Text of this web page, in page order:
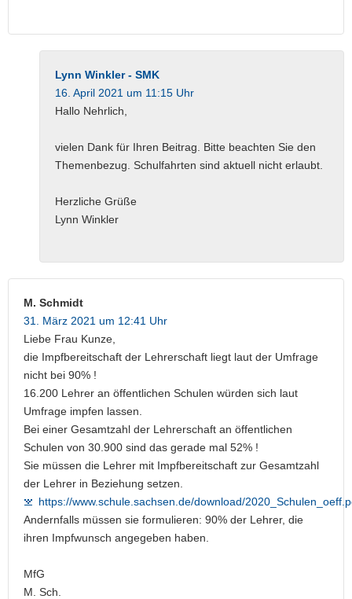
Lynn Winkler - SMK
16. April 2021 um 11:15 Uhr
Hallo Nehrlich,
vielen Dank für Ihren Beitrag. Bitte beachten Sie den
Themenbezug. Schulfahrten sind aktuell nicht erlaubt.
Herzliche Grüße
Lynn Winkler
M. Schmidt
31. März 2021 um 12:41 Uhr
Liebe Frau Kunze,
die Impfbereitschaft der Lehrerschaft liegt laut der Umfrage
nicht bei 90% !
16.200 Lehrer an öffentlichen Schulen würden sich laut
Umfrage impfen lassen.
Bei einer Gesamtzahl der Lehrerschaft an öffentlichen
Schulen von 30.900 sind das gerade mal 52% !
Sie müssen die Lehrer mit Impfbereitschaft zur Gesamtzahl
der Lehrer in Beziehung setzen.
https://www.schule.sachsen.de/download/
Andernfalls müssen sie formulieren: 90% der Lehrer, die
ihren Impfwunsch angegeben haben.
MfG
M. Sch.